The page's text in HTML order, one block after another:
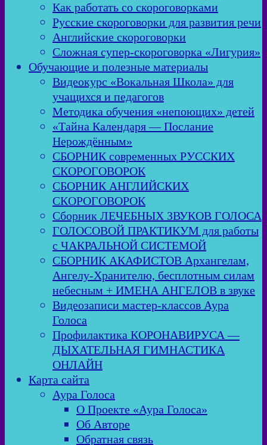
Как работать со скороговорками
Русские скороговорки для развития речи
Английские скороговорки
Сложная супер-скороговорка «Лигурия»
Обучающие и полезные материалы
Видеокурс «Вокальная Школа» для
учащихся и педагогов
Методика обучения «непоющих» детей
«Тайна Календаря — Послание
Нерождённым»
СБОРНИК современных РУССКИХ
СКОРОГОВОРОК
СБОРНИК АНГЛИЙСКИХ
СКОРОГОВОРОК
Сборник ЛЕЧЕБНЫХ ЗВУКОВ ГОЛОСА
ГОЛОСОВОЙ ПРАКТИКУМ для работы
с ЧАКРАЛЬНОЙ СИСТЕМОЙ
СБОРНИК АКАФИСТОВ Архангелам,
Ангелу-Хранителю, бесплотным силам
небесным + ИМЕНА АНГЕЛОВ в звуке
Видеозаписи мастер-классов Аура
Голоса
Профилактика КОРОНАВИРУСА —
ДЫХАТЕЛЬНАЯ ГИМНАСТИКА
ОНЛАЙН
Карта сайта
Аура Голоса
О Проекте «Аура Голоса»
Об Авторе
Обратная связь